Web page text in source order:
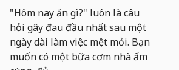
"Hôm nay ăn gì?" luôn là câu
hỏi gây đau đầu nhất sau một
ngày dài làm việc mệt mỏi. Bạn
muốn có một bữa cơm nhà ấm